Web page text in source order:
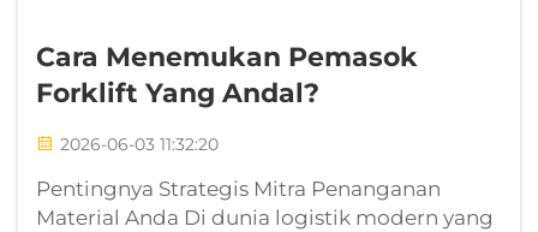
Cara Menemukan Pemasok
Forklift Yang Andal?
2026-06-03 11:32:20
Pentingnya Strategis Mitra Penanganan
Material Anda Di dunia logistik modern yang